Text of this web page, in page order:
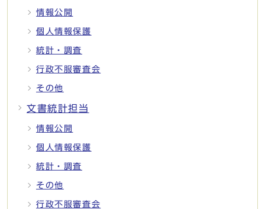
情報公開
個人情報保護
統計・調査
行政不服審査会
その他
文書統計担当
情報公開
個人情報保護
統計・調査
その他
行政不服審査会